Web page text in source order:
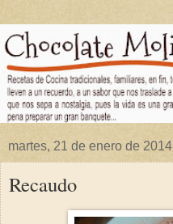
martes, 21 de enero de 2014
Recaudo